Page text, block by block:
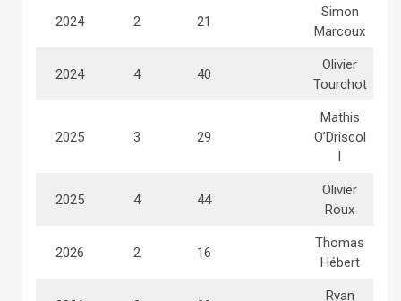
2024 2 21
Simon
Marcoux
2024 4 40
Olivier
Tourchot
2025 3 29
Mathis
O’Driscol
l
2025 4 44
Olivier
Roux
2026 2 16
Thomas
Hébert
Ryan